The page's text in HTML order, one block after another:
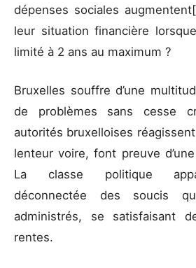
dépenses sociales
leur situation financière
limité à 2 ans au maximum ?
Bruxelles souffre d’une
de problèmes sans cesse
autorités bruxelloises
lenteur voire, font preuve
La classe politique
déconnectée des soucis
administrés, se satisfaisant
rentes.